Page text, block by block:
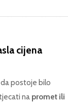
cijena
postoje bilo
na promet ili